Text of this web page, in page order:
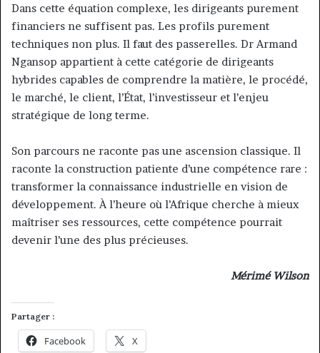
Dans cette équation complexe, les dirigeants purement
financiers ne suffisent pas. Les profils purement
techniques non plus. Il faut des passerelles. Dr Armand
Ngansop appartient à cette catégorie de dirigeants
hybrides capables de comprendre la matière, le procédé,
le marché, le client, l’État, l’investisseur et l’enjeu
stratégique de long terme.
Son parcours ne raconte pas une ascension classique. Il
raconte la construction patiente d’une compétence rare :
transformer la connaissance industrielle en vision de
développement. À l’heure où l’Afrique cherche à mieux
maîtriser ses ressources, cette compétence pourrait
devenir l’une des plus précieuses.
Mérimé Wilson
Partager :
Facebook X